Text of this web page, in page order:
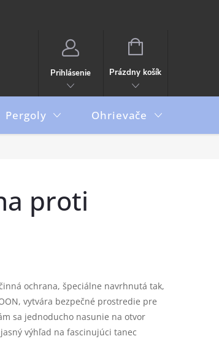
Prihlásenie
NÁKUPNÝ
Prázdny košík
Pergoly Ohrievače
proti
ochrana, špeciálne navrhnutá tak,
vytvára bezpečné prostredie pre
sa jednoducho nasunie na otvor
výhľad na fascinujúci tanec